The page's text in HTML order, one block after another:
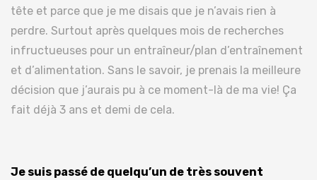
tête et parce que je me disais que je n’avais rien à
perdre. Surtout après quelques mois de recherches
infructueuses pour un entraîneur/plan d’entraînement
et d’alimentation. Sans le savoir, je prenais la meilleure
décision que j’aurais pu à ce moment-là de ma vie! Ça
fait déjà 3 ans et demi de cela.
Je suis passé de quelqu’un de très souvent